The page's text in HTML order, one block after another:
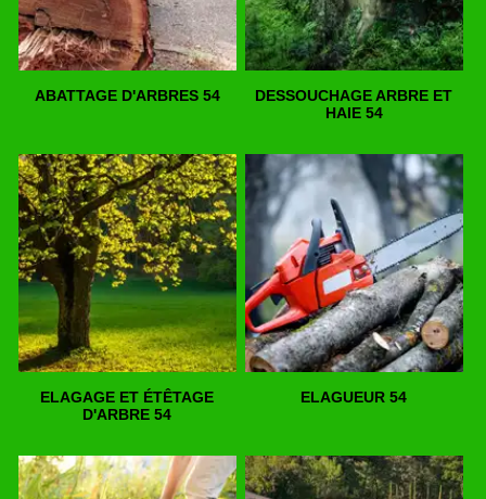
ABATTAGE D'ARBRES 54
DESSOUCHAGE ARBRE ET
HAIE 54
ELAGAGE ET ÉTÊTAGE
D'ARBRE 54
ELAGUEUR 54